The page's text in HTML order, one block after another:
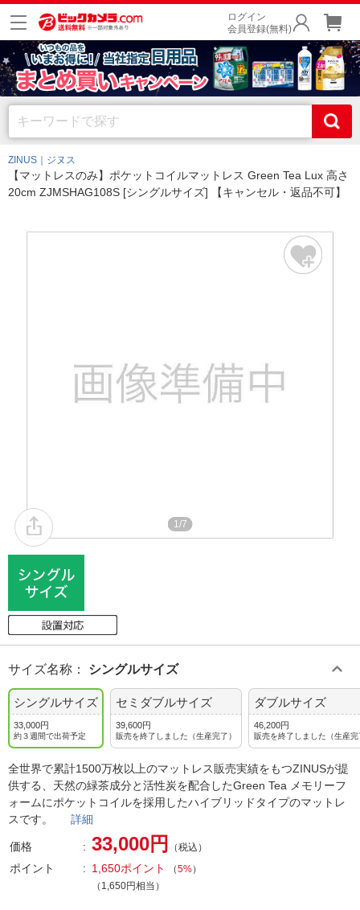
ログイン
会員登録(無料)
ZINUS｜ジヌス
【マットレスのみ】ポケットコイルマットレス Green Tea Lux 高さ
20cm ZJMSHAG108S [シングルサイズ] 【キャンセル・返品不可】
1/7
サイズ名称 ： シングルサイズ
シングルサイズ
33,000円
約３週間で出荷予定
セミダブルサイズ
39,600円
販売を終了しました（生産完了）
ダブルサイズ
46,200円
販売を終了しました（生産完
全世界で累計1500万枚以上のマットレス販売実績をもつZINUSが提
供する、天然の緑茶成分と活性炭を配合したGreen Tea メモリーフ
ォームにポケットコイルを採用したハイブリッドタイプのマットレ
スです。 詳細
価格 33,000円 （税込）
ポイント 1,650ポイント （5%）
（1,650円相当）